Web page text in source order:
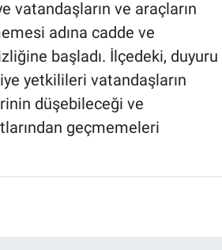
vatandaşların ve araçların
adına cadde ve
başladı. İlçedeki, duyuru
yetkilileri vatandaşların
düşebileceği ve
geçmemeleri